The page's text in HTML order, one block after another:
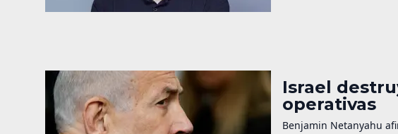
Israel
operativas
Benjamin Netanyahu